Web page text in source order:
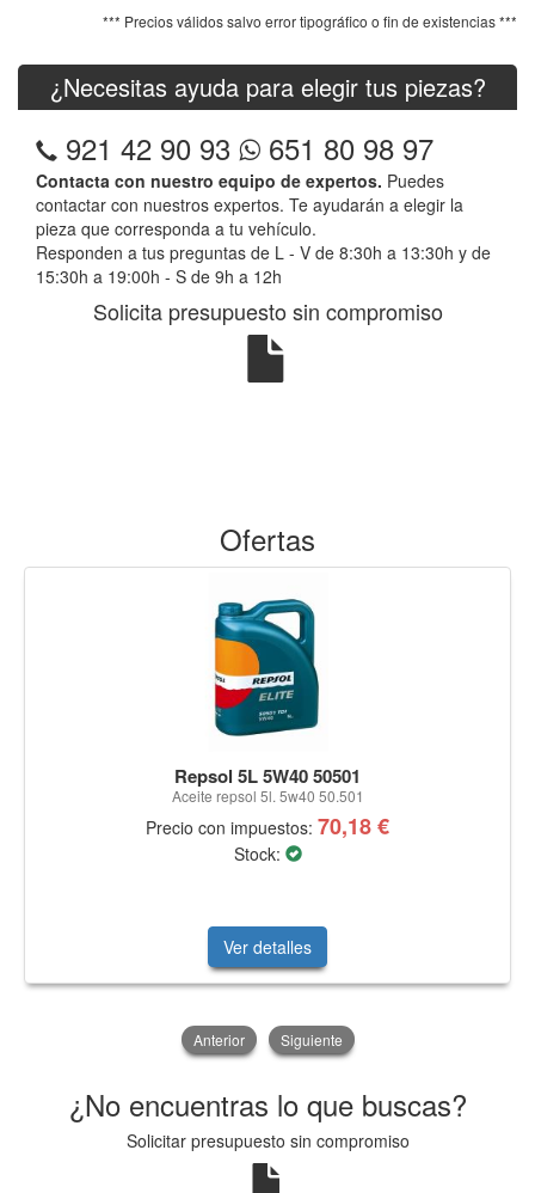
*** Precios válidos salvo error tipográfico o fin de existencias ***
¿Necesitas ayuda para elegir tus piezas?
921 42 90 93 651 80 98 97
Contacta con nuestro equipo de expertos. Puedes
contactar con nuestros expertos. Te ayudarán a elegir la
pieza que corresponda a tu vehículo.
Responden a tus preguntas de L - V de 8:30h a 13:30h y de
15:30h a 19:00h - S de 9h a 12h
Solicita presupuesto sin compromiso
Ofertas
Repsol 5L 5W40 50501
Aceite repsol 5l. 5w40 50.501
Precio con impuestos: 70,18 €
Stock:
Ver detalles
Anterior Siguiente
¿No encuentras lo que buscas?
Solicitar presupuesto sin compromiso